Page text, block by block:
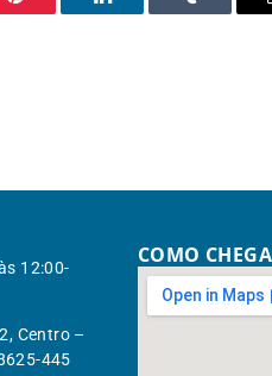
Pinterest LinkedIn Tumblr
12:00-
Centro –
445
COMO